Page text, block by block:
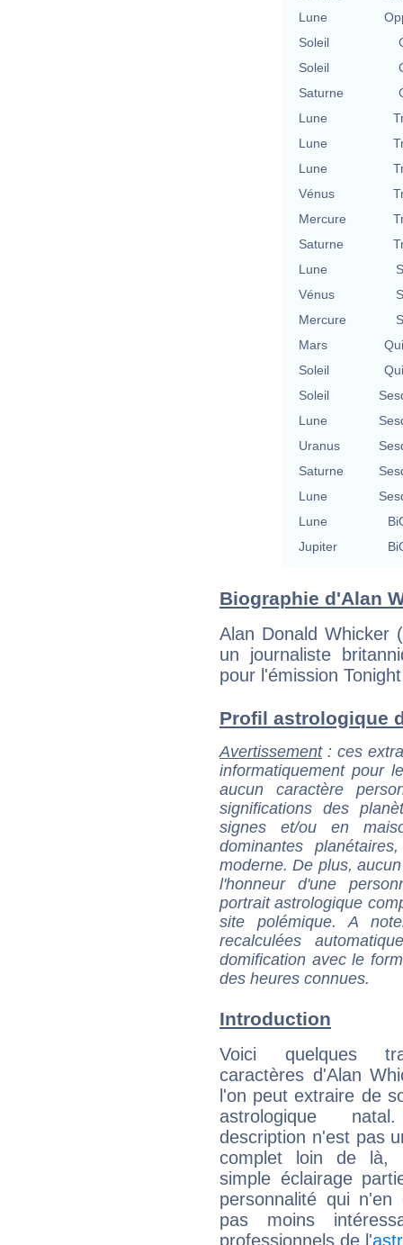
Lune
Soleil
Soleil
Saturne
Lune
Lune
Lune
Vénus
Mercure
Saturne
Lune
Vénus
Mercure
Mars
Soleil
Soleil
Lune
Uranus
Saturne
Lune
Lune
Jupiter
Biographie d'Alan
Alan Donald Whicker
un journaliste
pour l'émission
Profil astrologique
Avertissement: ces
informatiquement pour
aucun caractère
significations des
signes et/ou en
dominantes
moderne. De plus,
l'honneur d'une
portrait astrologique
site polémique. A
recalculées
domification avec le
des heures connues.
Introduction
Voici quelques
caractères d'Alan
l'on peut extraire de
astrologique
description n'est pas
complet loin de là,
simple éclairage
personnalité qui n'en
pas moins
professionnels de l'